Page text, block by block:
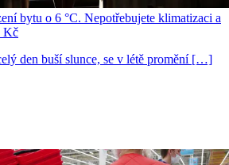
bytu o 6 °C. Nepotřebujete klimatizaci a
Kč
den buší slunce, se v létě promění […]